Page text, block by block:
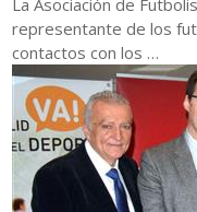
La Asociación de
representante de los
contactos con los …